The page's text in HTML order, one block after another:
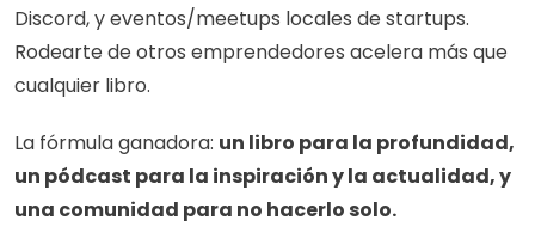
Discord, y eventos/meetups locales de startups.
Rodearte de otros emprendedores acelera más que
cualquier libro.
La fórmula ganadora: un libro para la profundidad,
un pódcast para la inspiración y la actualidad, y
una comunidad para no hacerlo solo.